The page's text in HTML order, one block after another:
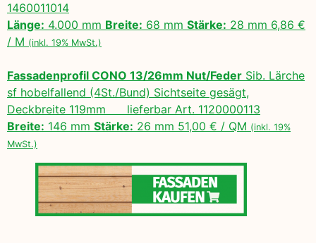
1460011014
Länge: 4.000 mm Breite: 68 mm Stärke: 28 mm 6,86 €
/ M (inkl. 19% MwSt.)
Fassadenprofil CONO 13/26mm Nut/Feder Sib. Lärche
sf hobelfallend (4St./Bund) Sichtseite gesägt,
Deckbreite 119mm lieferbar Art. 1120000113
Breite: 146 mm Stärke: 26 mm 51,00 € / QM (inkl. 19%
MwSt.)